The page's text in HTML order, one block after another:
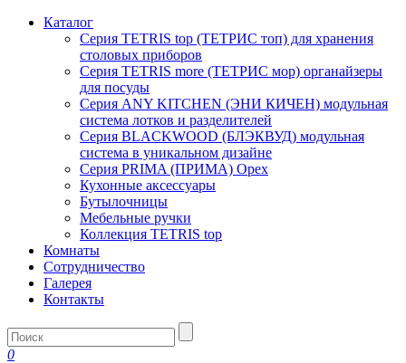
Каталог
Серия TETRIS top (ТЕТРИС топ) для хранения
столовых приборов
Серия TETRIS more (ТЕТРИС мор) органайзеры
для посуды
Серия ANY KITCHEN (ЭНИ КИЧЕН) модульная
система лотков и разделителей
Серия BLACKWOOD (БЛЭКВУД) модульная
система в уникальном дизайне
Серия PRIMA (ПРИМА) Орех
Кухонные аксессуары
Бутылочницы
Мебельные ручки
Коллекция TETRIS top
Комнаты
Сотрудничество
Галерея
Контакты
0